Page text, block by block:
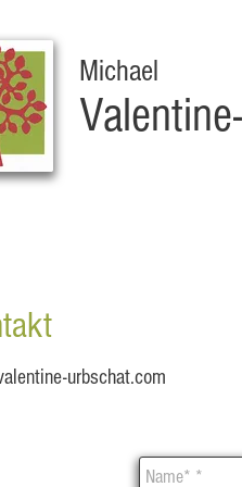
Michael
urbschat.com